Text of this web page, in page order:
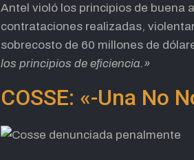
Antel violó los principios de buena
contrataciones realizadas,
sobrecosto de 60 millones de
los principios de eficiencia.»
COSSE: «-Una No